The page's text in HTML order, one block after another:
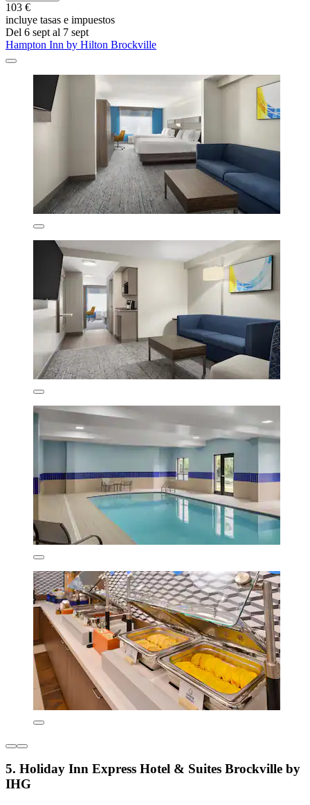
103 €
incluye tasas e impuestos
Del 6 sept al 7 sept
Hampton Inn by Hilton Brockville
5. Holiday Inn Express Hotel & Suites Brockville by
IHG